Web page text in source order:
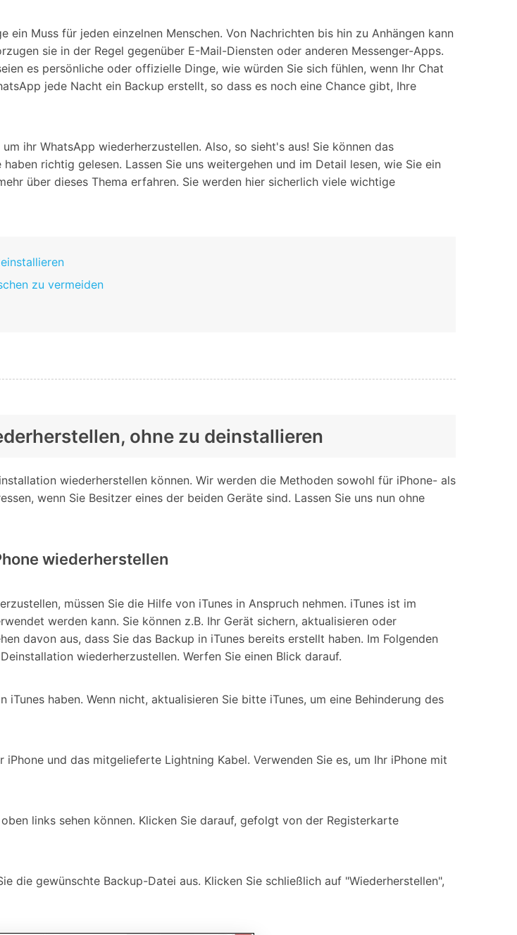
Datenlöscher
Telefondatenlöscher
Telefonübertragung
Telefon-zu-Telefon-
Virtueller Standort
GPS-
Funktionen
Funktionen und Tipps zur
Rabatte und akademische Lizenzen
Kontaktieren Sie uns
Wir helfen Ihnen gerne bei technischen Fragen oder
Fragen zu Ihrem Konto.
Muss für jeden einzelnen Menschen. Von Nachrichten bis hin zu Anhängen kann
sie in der Regel gegenüber E-Mail-Diensten oder anderen Messenger-Apps.
es persönliche oder offizielle Dinge, wie würden Sie sich fühlen, wenn Ihr Chat
jede Nacht ein Backup erstellt, so dass es noch eine Chance gibt, Ihre
ihr WhatsApp wiederherzustellen. Also, so sieht's aus! Sie können das
richtig gelesen. Lassen Sie uns weitergehen und im Detail lesen, wie Sie ein
über dieses Thema erfahren. Sie werden hier sicherlich viele wichtige
zu vermeiden
ohne zu deinstallieren
wiederherstellen können. Wir werden die Methoden sowohl für iPhone- als
wenn Sie Besitzer eines der beiden Geräte sind. Lassen Sie uns nun ohne
wiederherstellen
müssen Sie die Hilfe von iTunes in Anspruch nehmen. iTunes ist im
werden kann. Sie können z.B. Ihr Gerät sichern, aktualisieren oder
davon aus, dass Sie das Backup in iTunes bereits erstellt haben. Im Folgenden
wiederherzustellen. Werfen Sie einen Blick darauf.
haben. Wenn nicht, aktualisieren Sie bitte iTunes, um eine Behinderung des
und das mitgelieferte Lightning Kabel. Verwenden Sie es, um Ihr iPhone mit
links sehen können. Klicken Sie darauf, gefolgt von der Registerkarte
die gewünschte Backup-Datei aus. Klicken Sie schließlich auf "Wiederherstellen",